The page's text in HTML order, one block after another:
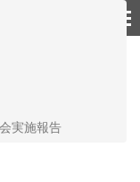
実施報告